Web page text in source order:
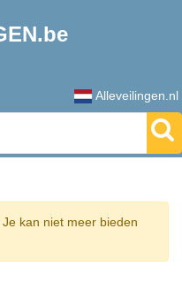
Alleveilingen.nl
kan niet meer bieden